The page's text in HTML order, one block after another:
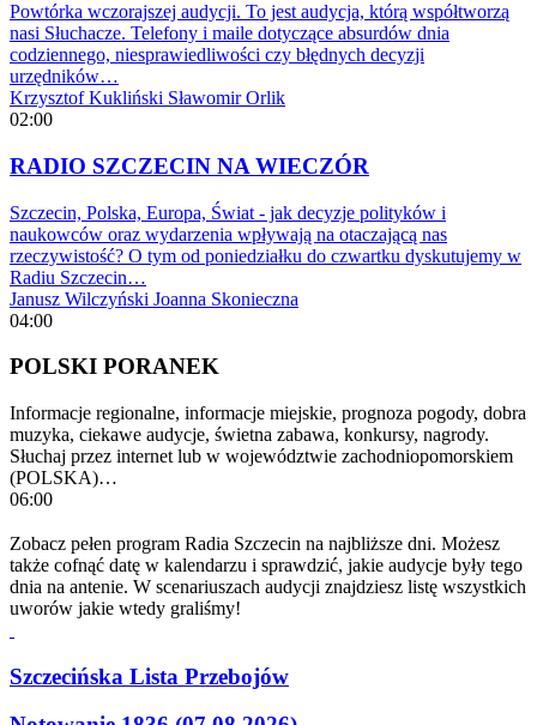
Powtórka wczorajszej audycji. To jest audycja, którą współtworzą
nasi Słuchacze. Telefony i maile dotyczące absurdów dnia
codziennego, niesprawiedliwości czy błędnych decyzji
urzędników…
Krzysztof Kukliński Sławomir Orlik
02:00
RADIO SZCZECIN NA WIECZÓR
Szczecin, Polska, Europa, Świat - jak decyzje polityków i
naukowców oraz wydarzenia wpływają na otaczającą nas
rzeczywistość? O tym od poniedziałku do czwartku dyskutujemy w
Radiu Szczecin…
Janusz Wilczyński Joanna Skonieczna
04:00
POLSKI PORANEK
Informacje regionalne, informacje miejskie, prognoza pogody, dobra
muzyka, ciekawe audycje, świetna zabawa, konkursy, nagrody.
Słuchaj przez internet lub w województwie zachodniopomorskiem
(POLSKA)…
06:00
Zobacz pełen program Radia Szczecin na najbliższe dni. Możesz
także cofnąć datę w kalendarzu i sprawdzić, jakie audycje były tego
dnia na antenie. W scenariuszach audycji znajdziesz listę wszystkich
uworów jakie wtedy graliśmy!
Szczecińska Lista Przebojów